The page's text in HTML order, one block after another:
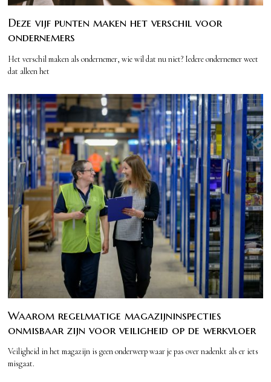
Deze vijf punten maken het verschil voor
ondernemers
Het verschil maken als ondernemer, wie wil dat nu niet? Iedere ondernemer weet
dat alleen het
Waarom regelmatige magazijninspecties
onmisbaar zijn voor veiligheid op de werkvloer
Veiligheid in het magazijn is geen onderwerp waar je pas over nadenkt als er iets
misgaat.